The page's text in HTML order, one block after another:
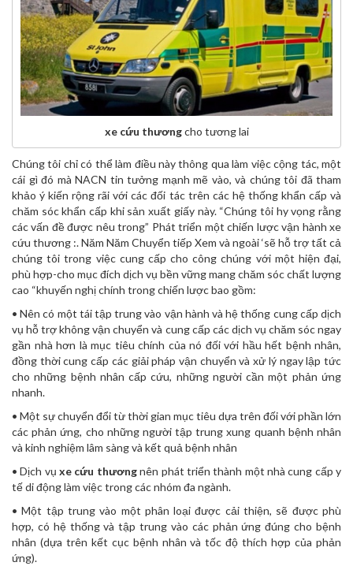
xe cứu thươngcho tương lai
Chúng tôi chỉ có thể làm điều này thông qua làm việc cộng tác, một
cái gì đó mà NACN tin tưởng mạnh mẽ vào, và chúng tôi đã tham
khảo ý kiến rộng rãi với các đối tác trên các hệ thống khẩn cấp và
chăm sóc khẩn cấp khi sản xuất giấy này. “Chúng tôi hy vọng rằng
các vấn đề được nêu trong” Phát triển một chiến lược vận hành xe
cứu thương :. Năm Năm Chuyển tiếp Xem và ngoài ‘sẽ hỗ trợ tất cả
chúng tôi trong việc cung cấp cho công chúng với một hiện đại,
phù hợp-cho mục đích dịch vụ bền vững mang chăm sóc chất lượng
cao “khuyến nghị chính trong chiến lược bao gồm:
• Nên có một tái tập trung vào vận hành và hệ thống cung cấp dịch
vụ hỗ trợ không vận chuyển và cung cấp các dịch vụ chăm sóc ngay
gần nhà hơn là mục tiêu chính của nó đối với hầu hết bệnh nhân,
đồng thời cung cấp các giải pháp vận chuyển và xử lý ngay lập tức
cho những bệnh nhân cấp cứu, những người cần một phản ứng
nhanh.
• Một sự chuyển đổi từ thời gian mục tiêu dựa trên đối với phần lớn
các phản ứng, cho những người tập trung xung quanh bệnh nhân
và kinh nghiệm lâm sàng và kết quả bệnh nhân
• Dịch vụxe cứu thươngnên phát triển thành một nhà cung cấp y
tế di động làm việc trong các nhóm đa ngành.
• Một tập trung vào một phân loại được cải thiện, sẽ được phù
hợp, có hệ thống và tập trung vào các phản ứng đúng cho bệnh
nhân (dựa trên kết cục bệnh nhân và tốc độ thích hợp của phản
ứng).